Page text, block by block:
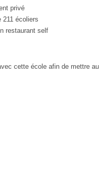
privé
211 écoliers
restaurant self
cette école afin de mettre